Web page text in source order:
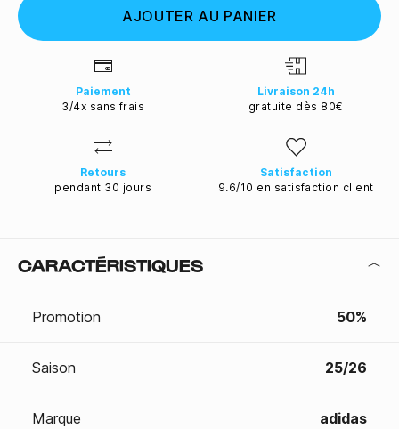
AJOUTER AU PANIER
Paiement
3/4x sans frais
Livraison 24h
gratuite dès 80€
Retours
pendant 30 jours
Satisfaction
9.6/10 en satisfaction client
CARACTÉRISTIQUES
Promotion 50%
Saison 25/26
Marque adidas